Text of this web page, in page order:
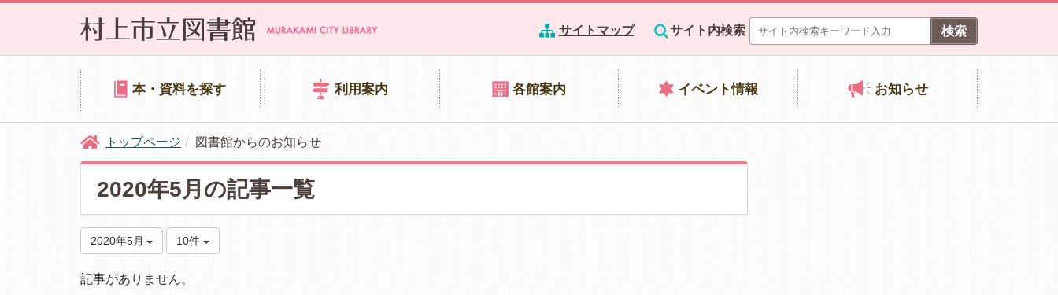
サイトマップ サイト内検索
本・資料を探す 利用案内 各館案内 イベント情報 お知らせ
トップページ 図書館からのお知らせ
2020年5月の記事一覧
2020年5月 10件
記事がありません。